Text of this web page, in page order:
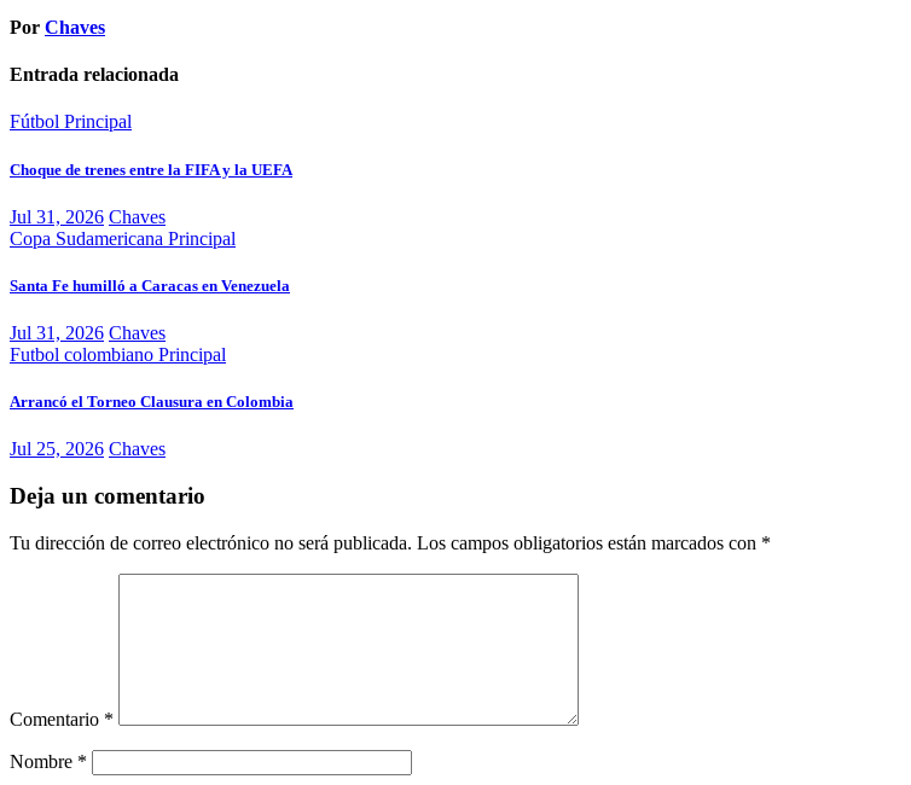
Por Chaves
Entrada relacionada
Fútbol Principal
Choque de trenes entre la FIFA y la UEFA
Jul 31, 2026 Chaves
Copa Sudamericana Principal
Santa Fe humilló a Caracas en Venezuela
Jul 31, 2026 Chaves
Futbol colombiano Principal
Arrancó el Torneo Clausura en Colombia
Jul 25, 2026 Chaves
Deja un comentario
Tu dirección de correo electrónico no será publicada. Los campos obligatorios están marcados con *
Comentario *
Nombre *